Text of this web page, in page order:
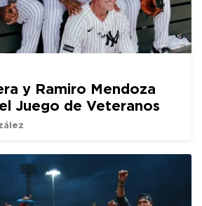
y Ramiro Mendoza
Juego de Veteranos